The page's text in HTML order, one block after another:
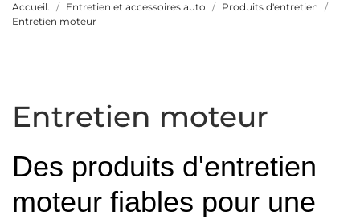
Accueil. Entretien et accessoires auto
Produits d'entretien
Entretien moteur
Entretien moteur
Des produits d'entretien
moteur fiables pour une